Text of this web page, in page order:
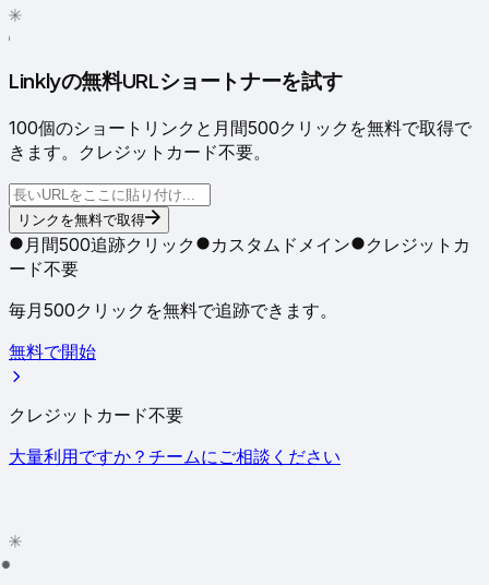
●
Linklyの無料URLショートナーを試す
100個のショートリンクと月間500クリックを無料で取得で
きます。クレジットカード不要。
リンクを無料で取得
月間500追跡クリック カスタムドメイン
クレジットカ
ード不要
毎月500クリックを無料で追跡できます。
無料で開始
クレジットカード不要
大量利用ですか？チームにご相談ください
●